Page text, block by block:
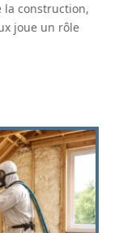
la construction,
joue un rôle